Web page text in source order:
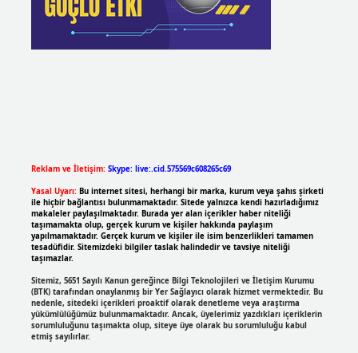
Reklam ve İletişim: Skype: live:.cid.575569c608265c69
Yasal Uyarı: Bu internet sitesi, herhangi bir marka, kurum veya şahıs şirketi
ile hiçbir bağlantısı bulunmamaktadır. Sitede yalnızca kendi hazırladığımız
makaleler paylaşılmaktadır. Burada yer alan içerikler haber niteliği
taşımamakta olup, gerçek kurum ve kişiler hakkında paylaşım
yapılmamaktadır. Gerçek kurum ve kişiler ile isim benzerlikleri tamamen
tesadüfidir. Sitemizdeki bilgiler taslak halindedir ve tavsiye niteliği
taşımazlar.
Sitemiz, 5651 Sayılı Kanun gereğince Bilgi Teknolojileri ve İletişim Kurumu
(BTK) tarafından onaylanmış bir Yer Sağlayıcı olarak hizmet vermektedir. Bu
nedenle, sitedeki içerikleri proaktif olarak denetleme veya araştırma
yükümlülüğümüz bulunmamaktadır. Ancak, üyelerimiz yazdıkları içeriklerin
sorumluluğunu taşımakta olup, siteye üye olarak bu sorumluluğu kabul
etmiş sayılırlar.